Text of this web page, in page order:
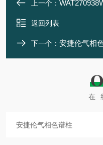
上一个：
返回列表
下一个： 安捷伦气相
在